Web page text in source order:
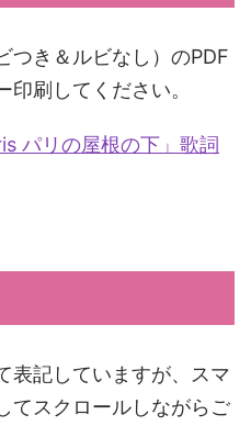
つき＆ルビなし）のPDF
刷してください。
パリの屋根の下」歌詞
表記していますが、スマ
てスクロールしながらご